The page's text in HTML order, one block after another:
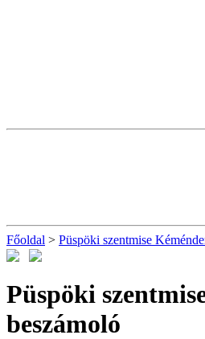
Főoldal > Püspöki szentmise
Püspöki
beszámoló